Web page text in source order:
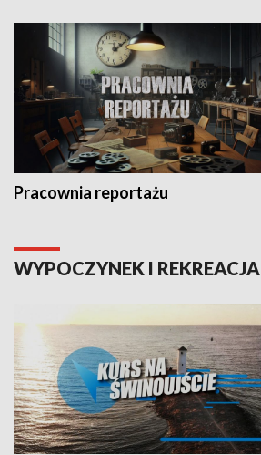
Pracownia reportażu
WYPOCZYNEK I REKREACJA